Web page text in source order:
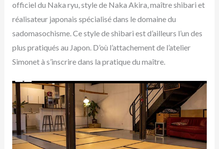
officiel du Naka ryu, style de Naka Akira, maître shibari et
réalisateur japonais spécialisé dans le domaine du
sadomasochisme. Ce style de shibari est d’ailleurs l’un des
plus pratiqués au Japon. D’où l’attachement de l’atelier
Simonet à s’inscrire dans la pratique du maître.